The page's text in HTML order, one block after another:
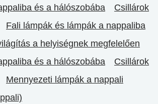
és a hálószobába
Csillárok
Fali lámpák és lámpák a nappaliba
a helyiségnek megfelelően
és a hálószobába
Csillárok
Mennyezeti lámpák a nappali